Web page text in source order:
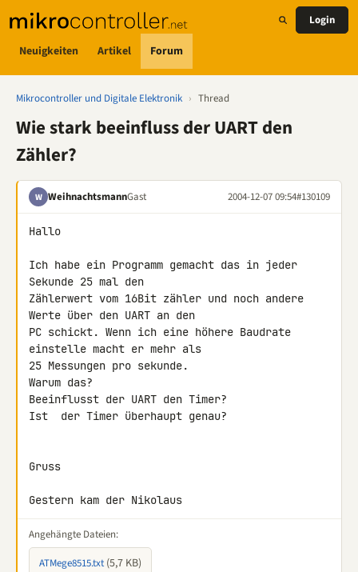
Neuigkeiten Artikel Forum
Login
Mikrocontroller und Digitale Elektronik › Thread
Wie stark beeinfluss der UART den
Zähler?
W WeihnachtsmannGast 2004-12-07 09:54#130109
Hallo
Ich habe ein Programm gemacht das in jeder
Sekunde 25 mal den
Zählerwert vom 16Bit zähler und noch andere
Werte über den UART an den
PC schickt. Wenn ich eine höhere Baudrate
einstelle macht er mehr als
25 Messungen pro sekunde.
Warum das?
Beeinflusst der UART den Timer?
Ist  der Timer überhaupt genau?
Gruss
Gestern kam der Nikolaus
Angehängte Dateien:
ATMege8515.txt(5,7 KB)